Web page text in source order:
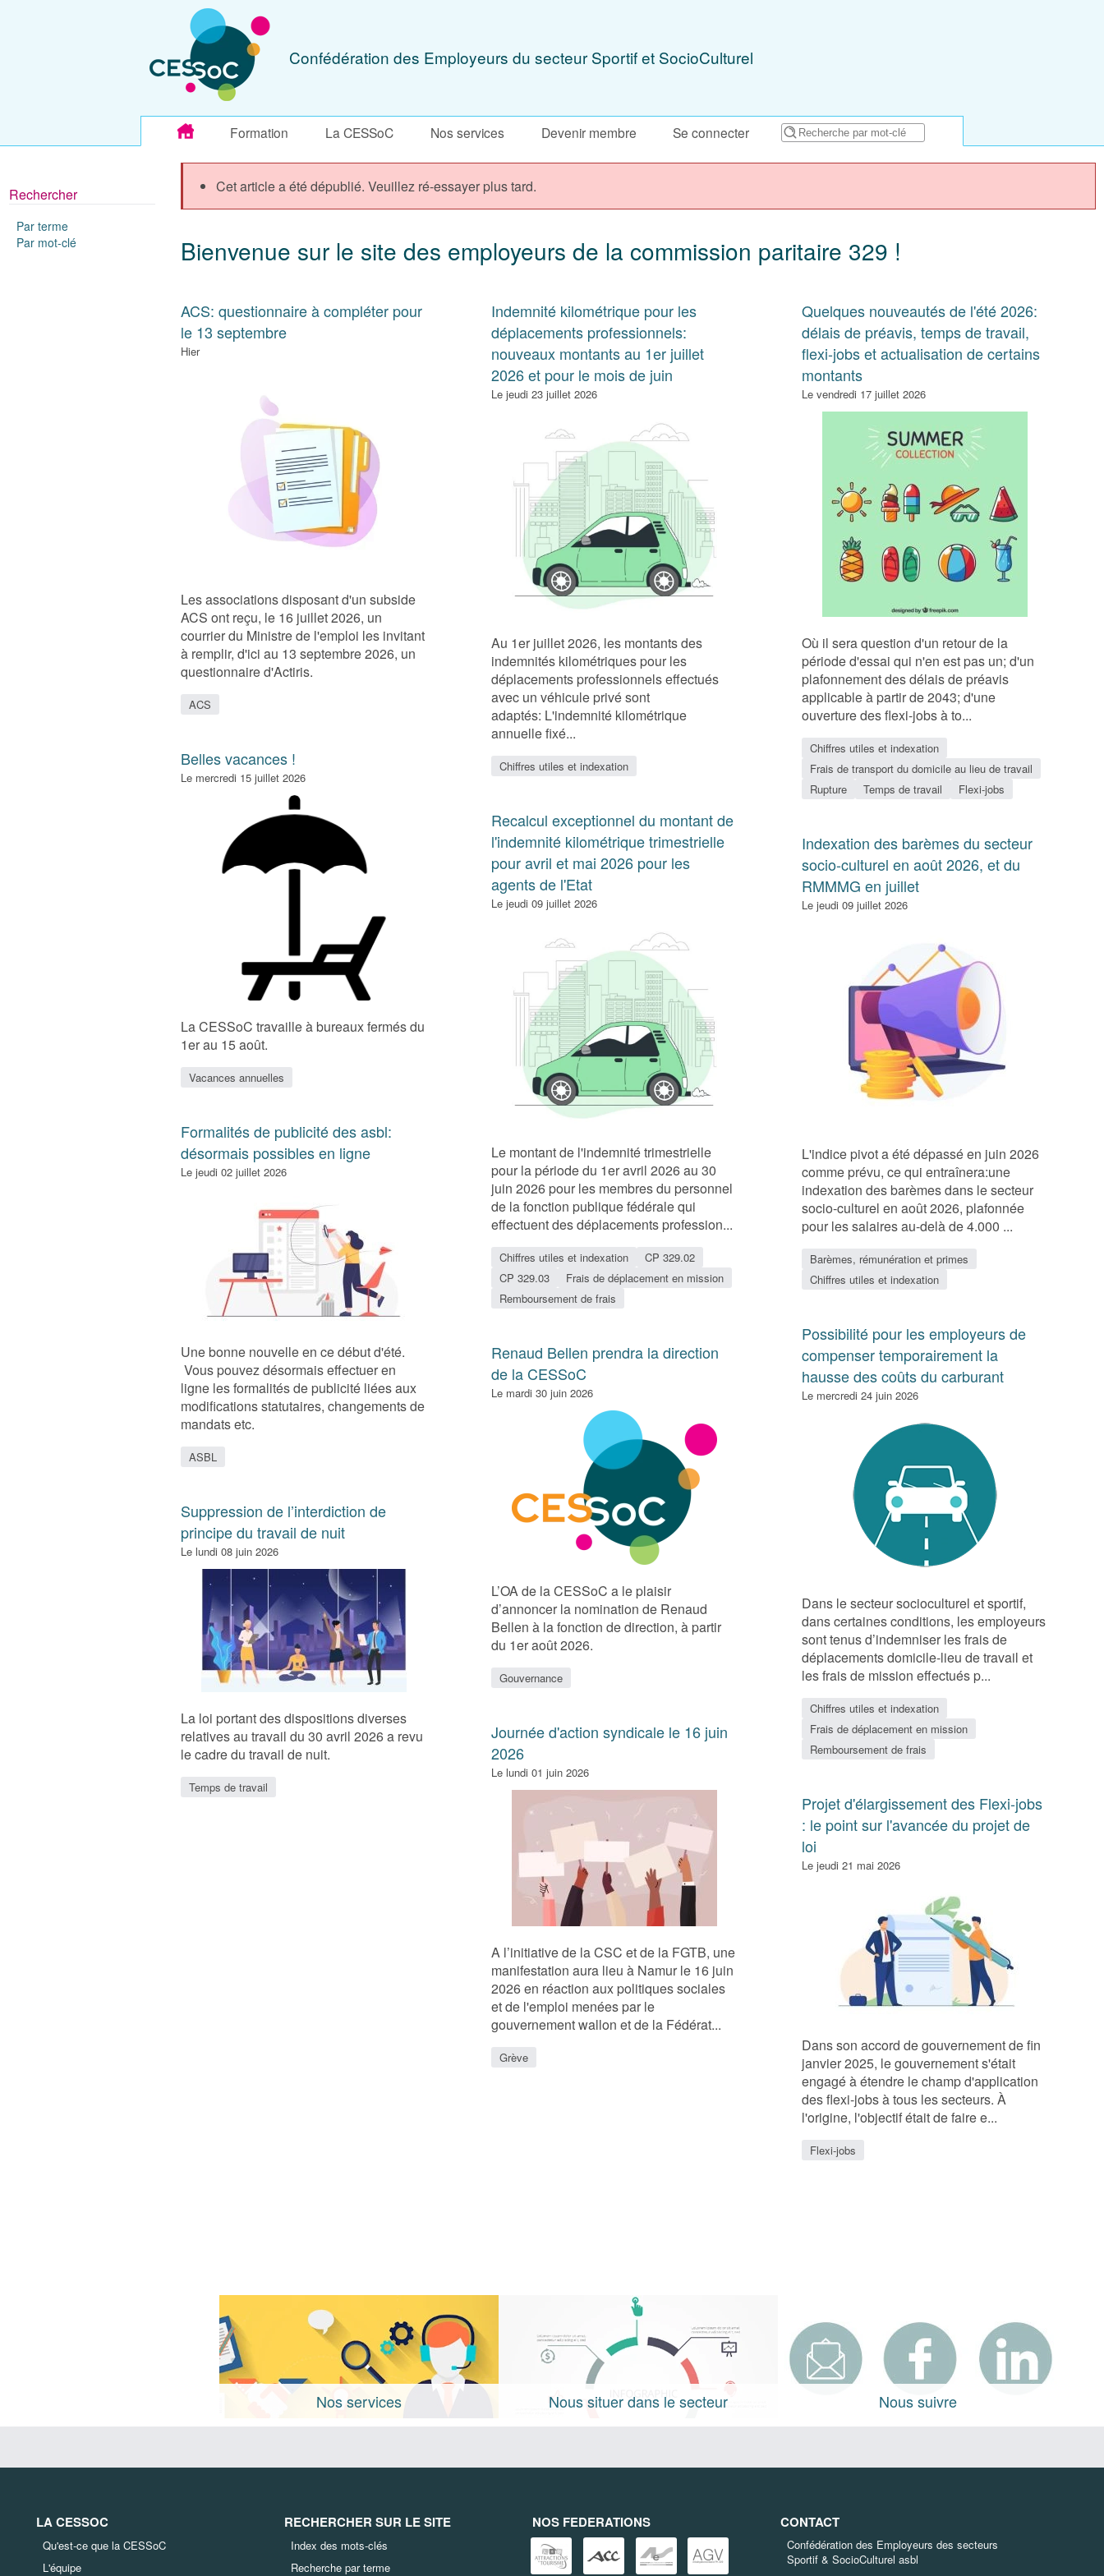
Confédération des Employeurs du secteur Sportif et SocioCulturel
Formation La CESSoC Nos services Devenir membre Se connecter
Rechercher
Par terme
Par mot-clé
Cet article a été dépublié. Veuillez ré-essayer plus tard.
Bienvenue sur le site des employeurs de la commission paritaire 329 !
ACS: questionnaire à compléter pour
le 13 septembre
Hier
Les associations disposant d'un subside
ACS ont reçu, le 16 juillet 2026, un
courrier du Ministre de l'emploi les invitant
à remplir, d'ici au 13 septembre 2026, un
questionnaire d'Actiris.
ACS
Belles vacances !
Le mercredi 15 juillet 2026
La CESSoC travaille à bureaux fermés du
1er au 15 août.
Vacances annuelles
Formalités de publicité des asbl:
désormais possibles en ligne
Le jeudi 02 juillet 2026
Une bonne nouvelle en ce début d'été.
Vous pouvez désormais effectuer en
ligne les formalités de publicité liées aux
modifications statutaires, changements de
mandats etc.
ASBL
Suppression de l’interdiction de
principe du travail de nuit
Le lundi 08 juin 2026
La loi portant des dispositions diverses
relatives au travail du 30 avril 2026 a revu
le cadre du travail de nuit.
Temps de travail
Indemnité kilométrique pour les
déplacements professionnels:
nouveaux montants au 1er juillet
2026 et pour le mois de juin
Le jeudi 23 juillet 2026
Au 1er juillet 2026, les montants des
indemnités kilométriques pour les
déplacements professionnels effectués
avec un véhicule privé sont
adaptés: L'indemnité kilométrique
annuelle fixé...
Chiffres utiles et indexation
Recalcul exceptionnel du montant de
l'indemnité kilométrique trimestrielle
pour avril et mai 2026 pour les
agents de l'Etat
Le jeudi 09 juillet 2026
Le montant de l'indemnité trimestrielle
pour la période du 1er avril 2026 au 30
juin 2026 pour les membres du personnel
de la fonction publique fédérale qui
effectuent des déplacements profession...
Chiffres utiles et indexation
CP 329.02
CP 329.03
Frais de déplacement en mission
Remboursement de frais
Renaud Bellen prendra la direction
de la CESSoC
Le mardi 30 juin 2026
L’OA de la CESSoC a le plaisir
d’annoncer la nomination de Renaud
Bellen à la fonction de direction, à partir
du 1er août 2026.
Gouvernance
Journée d'action syndicale le 16 juin
2026
Le lundi 01 juin 2026
A l’initiative de la CSC et de la FGTB, une
manifestation aura lieu à Namur le 16 juin
2026 en réaction aux politiques sociales
et de l'emploi menées par le
gouvernement wallon et de la Fédérat...
Grève
Quelques nouveautés de l'été 2026:
délais de préavis, temps de travail,
flexi-jobs et actualisation de certains
montants
Le vendredi 17 juillet 2026
Où il sera question d'un retour de la
période d'essai qui n'en est pas un; d'un
plafonnement des délais de préavis
applicable à partir de 2043; d'une
ouverture des flexi-jobs à to...
Chiffres utiles et indexation
Frais de transport du domicile au lieu de travail
Rupture
Temps de travail Flexi-jobs
Indexation des barèmes du secteur
socio-culturel en août 2026, et du
RMMMG en juillet
Le jeudi 09 juillet 2026
L'indice pivot a été dépassé en juin 2026
comme prévu, ce qui entraînera:une
indexation des barèmes dans le secteur
socio-culturel en août 2026, plafonnée
pour les salaires au-delà de 4.000 ...
Barèmes, rémunération et primes
Chiffres utiles et indexation
Possibilité pour les employeurs de
compenser temporairement la
hausse des coûts du carburant
Le mercredi 24 juin 2026
Dans le secteur socioculturel et sportif,
dans certaines conditions, les employeurs
sont tenus d’indemniser les frais de
déplacements domicile‑lieu de travail et
les frais de mission effectués p...
Chiffres utiles et indexation
Frais de déplacement en mission
Remboursement de frais
Projet d'élargissement des Flexi-jobs
: le point sur l'avancée du projet de
loi
Le jeudi 21 mai 2026
Dans son accord de gouvernement de fin
janvier 2025, le gouvernement s'était
engagé à étendre le champ d'application
des flexi-jobs à tous les secteurs. À
l'origine, l'objectif était de faire e...
Flexi-jobs
Nos services Nous situer dans le secteur Nous suivre
LA CESSOC
Qu'est-ce que la CESSoC
L'équipe
RECHERCHER SUR LE SITE
Index des mots-clés
Recherche par terme
NOS FEDERATIONS CONTACT
Confédération des Employeurs des secteurs
Sportif & SocioCulturel asbl